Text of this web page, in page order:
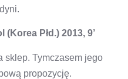
Płd.) 2013, 9’
sklep. Tymczasem jego
propozycję.